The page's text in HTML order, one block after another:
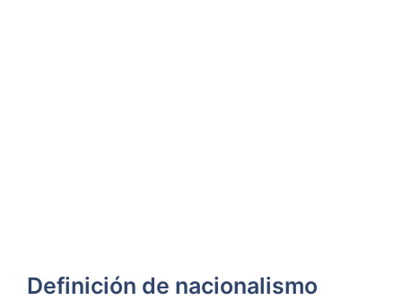
Definición de nacionalismo